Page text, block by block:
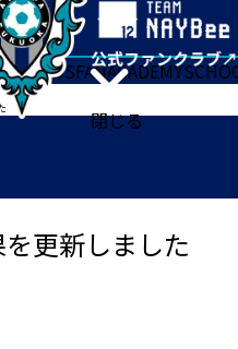
閉じる
GOODSFANACADEMY
更新しました